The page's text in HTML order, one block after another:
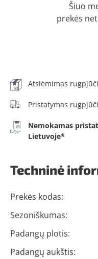
Šiuo
prekės
Atsiėmimas
Pristatymas
Nemokamas
Lietuvoje*
Techninė
Prekės kodas:
Sezoniškumas:
Padangų plotis:
Padangų aukštis: